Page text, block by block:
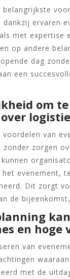
belangrijkste
dankzij ervaren
met expertise
op andere
dag
een
om
voordelen van
zonder zorgen
kunnen
het evenement,
Dit zorgt
de
en hoge
van
met de